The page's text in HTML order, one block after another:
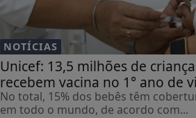
NOTÍCIAS
Unicef: 13,5 milhões de
recebem vacina no 1° ano de
No total, 15% dos bebês têm
em todo o mundo, de acordo com...